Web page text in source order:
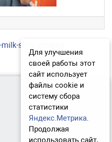
shop-product
Для улучшения
своей работы этот
сайт использует
файлы cookie и
систему сбора
статистики
Яндекс.Метрика.
Продолжая
использовать сайт,